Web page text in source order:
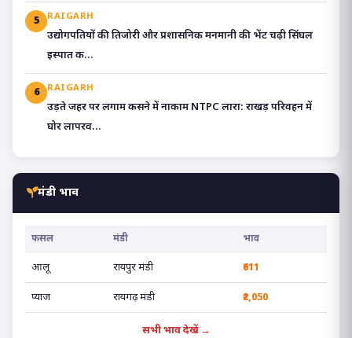
5 RAIGARH
उद्योगपतियों की तिजोरी और प्रशासनिक मनमानी की भेंट चढ़ी सिंघल
इस्पात क...
6 RAIGARH
उड़ते जहर पर लगाम कसने में नाकाम NTPC लारा: राखड़ परिवहन में
घोर लापरव...
मंडी भाव
फसल मंडी भाव
आलू रायपुर मंडी ₹611
प्याज रायगढ़ मंडी ₹2,050
सभी भाव देखें →